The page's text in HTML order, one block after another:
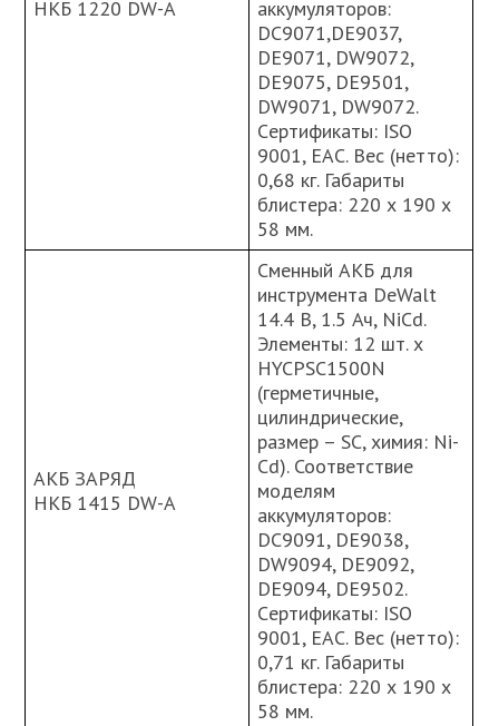
НКБ 1220 DW-A
аккумуляторов:
DC9071,DE9037,
DE9071, DW9072,
DE9075, DE9501,
DW9071, DW9072.
Cертификаты: ISO
9001, ЕАС. Вес (нетто):
0,68 кг. Габариты
блистера: 220 х 190 х
58 мм.
АКБ ЗАРЯД
НКБ 1415 DW-A
Сменный АКБ для
инструмента DeWalt
14.4 В, 1.5 Ач, NiCd.
Элементы: 12 шт. х
HYCPSC1500N
(герметичные,
цилиндрические,
размер – SC, химия: Ni-
Cd). Соответствие
моделям
аккумуляторов:
DC9091, DE9038,
DW9094, DE9092,
DE9094, DE9502.
Cертификаты: ISO
9001, ЕАС. Вес (нетто):
0,71 кг. Габариты
блистера: 220 х 190 х
58 мм.